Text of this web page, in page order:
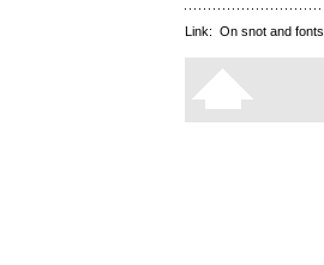
Link: On snot and fonts